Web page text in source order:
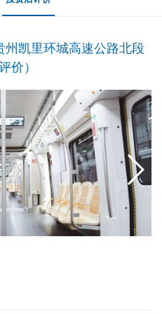
凯里环城高速公路北段
价）